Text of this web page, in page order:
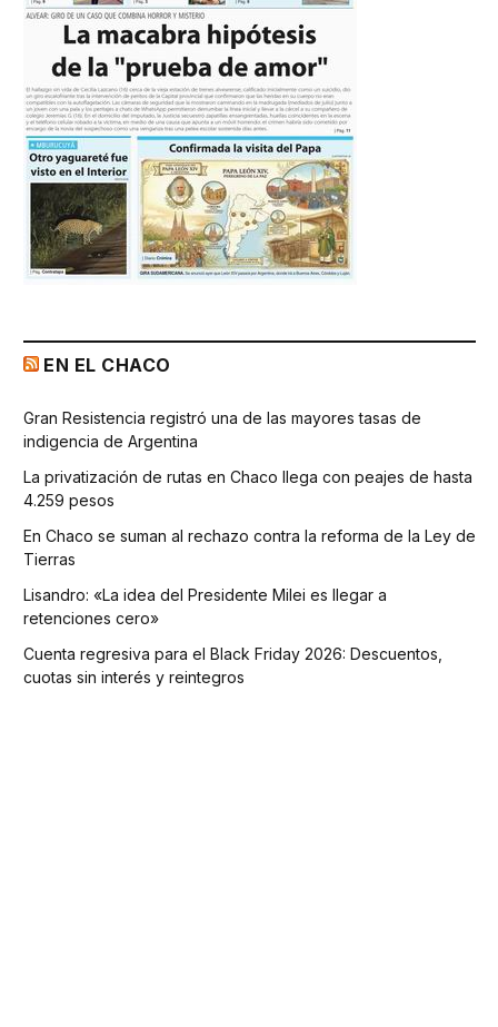
EN EL CHACO
Gran Resistencia registró una de las mayores tasas de
indigencia de Argentina
La privatización de rutas en Chaco llega con peajes de hasta
4.259 pesos
En Chaco se suman al rechazo contra la reforma de la Ley de
Tierras
Lisandro: «La idea del Presidente Milei es llegar a
retenciones cero»
Cuenta regresiva para el Black Friday 2026: Descuentos,
cuotas sin interés y reintegros